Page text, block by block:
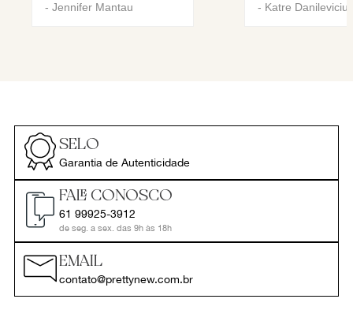
- Jennifer Mantau - Katre Danilevicius
SELO
Garantia de Autenticidade
FALE CONOSCO
61 99925-3912
de seg. a sex. das 9h às 18h
EMAIL
contato@prettynew.com.br